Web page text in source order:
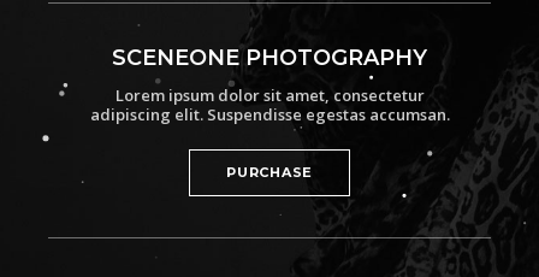
SCENEONE PHOTOGRAPHY
Lorem ipsum dolor sit amet, consectetur
adipiscing elit. Suspendisse egestas accumsan.
PURCHASE